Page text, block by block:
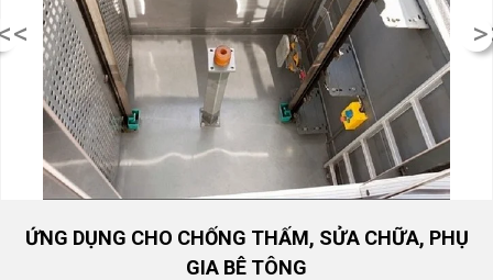
ỨNG DỤNG CHO CHỐNG THẤM, SỬA CHỮA, PHỤ
GIA BÊ TÔNG